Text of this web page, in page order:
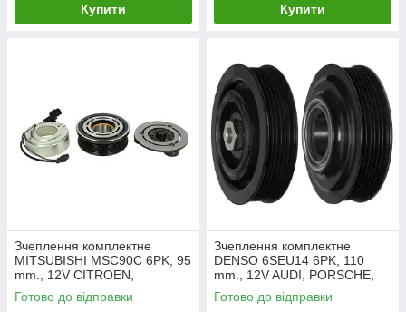
Купити Купити
Зчеплення комплектне
MITSUBISHI MSC90C 6PK, 95
mm., 12V CITROEN,
MITSUBISHI, PEUGEOT
(CA510)
Готово до відправки
Зчеплення комплектне
DENSO 6SEU14 6PK, 110
mm., 12V AUDI, PORSCHE,
SEAT, SKODA, VOLKSWAGEN
(CA543)
Готово до відправки